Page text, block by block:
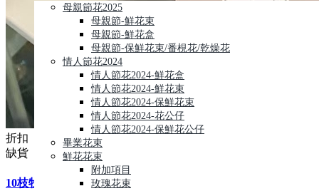
母親節花2025
母親節-鮮花束
母親節-鮮花盒
母親節-保鮮花束/番梘花/乾燥花
情人節花2024
情人節花2024-鮮花盒
情人節花2024-鮮花束
情人節花2024-保鮮花束
情人節花2024-花公仔
情人節花2024-保鮮花公仔
畢業花束
鮮花花束
附加項目
玫瑰花束
折扣
缺貨
10枝牡丹花束( 10 Peonys Bouquet)